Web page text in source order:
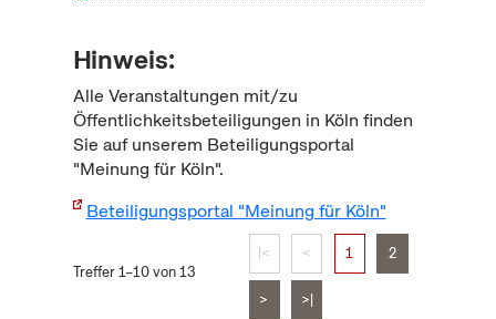
Hinweis:
Alle Veranstaltungen mit/zu
Öffentlichkeitsbeteiligungen in Köln finden
Sie auf unserem Beteiligungsportal
"Meinung für Köln".
Beteiligungsportal "Meinung für Köln"
Treffer 1–10 von 13
|< < 1 2
> >|